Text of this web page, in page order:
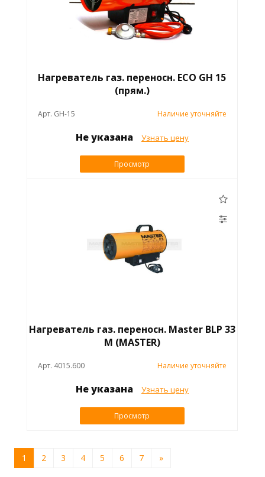
Нагреватель газ. переносн. ECO GH 15
(прям.)
Арт. GH-15 Наличие уточняйте
Не указана Узнать цену
Просмотр
Нагреватель газ. переносн. Master BLP 33
M (MASTER)
Арт. 4015.600 Наличие уточняйте
Не указана Узнать цену
Просмотр
1 2 3 4 5 6 7 »